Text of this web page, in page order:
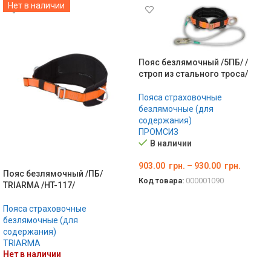
Нет в наличии
Пояс безлямочный /ПБ/
TRIARMA /HT-117/
Пояса страховочные
безлямочные (для
содержания)
TRIARMA
Нет в наличии
Пояс безлямочный /5ПБ/ /
строп из стального троса/
Пояса страховочные
безлямочные (для
содержания)
ПРОМСИЗ
В наличии
903.00 грн. – 930.00 грн.
Код товара: 000001090